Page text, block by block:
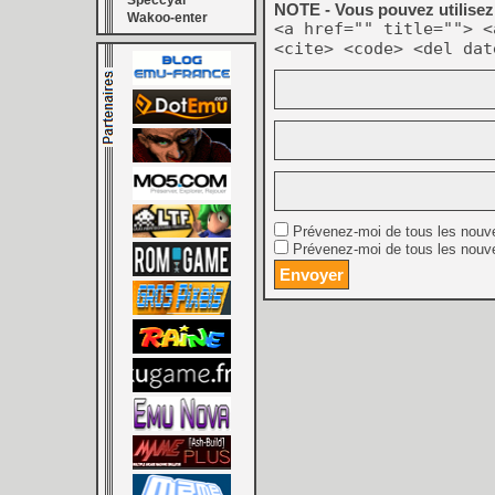
Wakoo-enter
NOTE - Vous pouvez
<a href="" title="">
<cite> <code> <del
Prévenez-moi de tous les
Prévenez-moi de tous les